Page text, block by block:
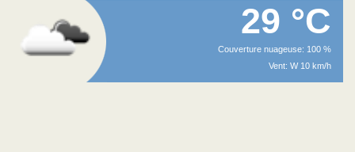
29 °C
Couverture nuageuse: 100 %
Vent: W 10 km/h